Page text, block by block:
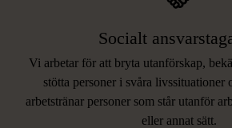
Socialt
Vi arbetar för att bryta utanförskap,
stötta personer i svåra livssituationer
arbetstränar personer som står utanför
eller annat sätt.